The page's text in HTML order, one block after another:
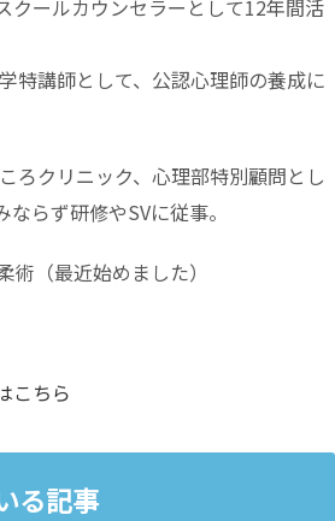
クールカウンセラーとして12年間活
特講師として、公認心理師の養成に
ろクリニック、心理部特別顧問とし
らず研修やSVに従事。
（最近始めました）
こちら
る記事